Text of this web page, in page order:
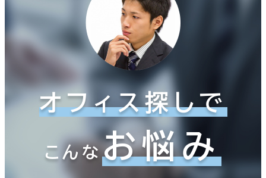
オフィス探しで
こんなお悩み